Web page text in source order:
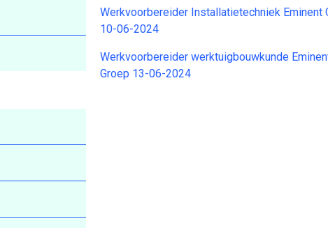
Werkvoorbereider Installatietechniek Eminent
10-06-2024
Werkvoorbereider werktuigbouwkunde
Groep 13-06-2024